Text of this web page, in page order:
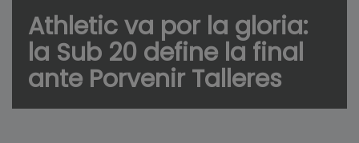
Athletic va por la gloria:
la Sub 20 define la final
ante Porvenir Talleres